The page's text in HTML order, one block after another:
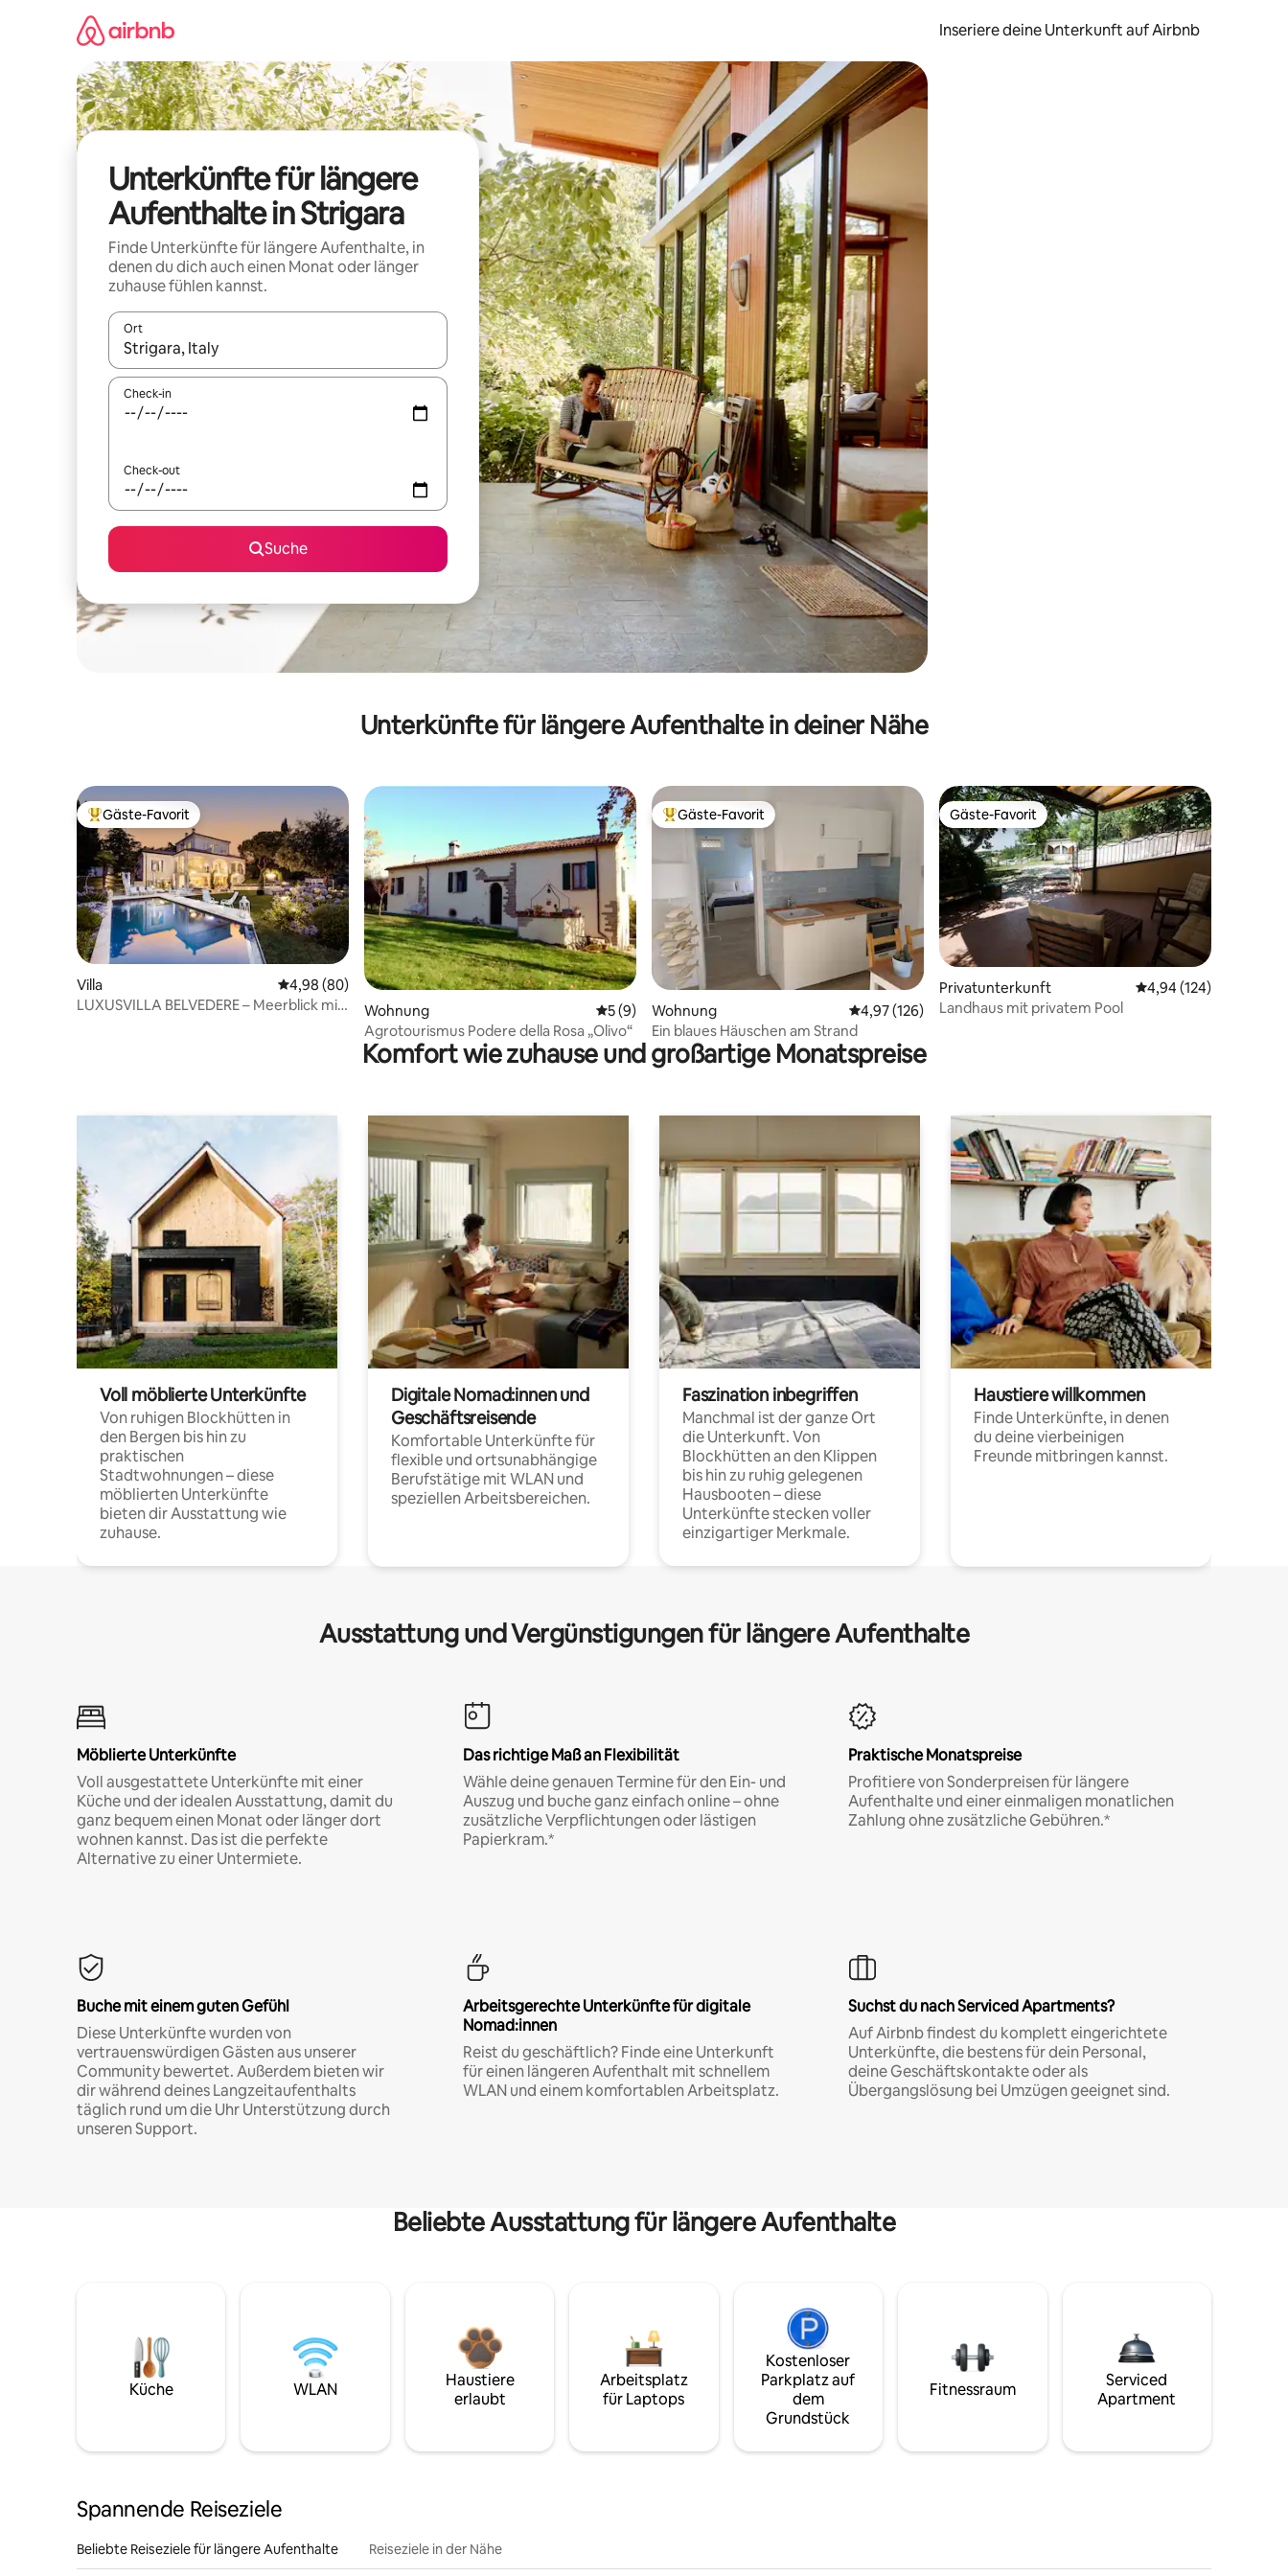
Inseriere deine Unterkunft auf Airbnb
Unterkünfte für längere
Aufenthalte in Strigara
Finde Unterkünfte für längere Aufenthalte, in
denen du dich auch einen Monat oder länger
zuhause fühlen kannst.
Ort
Wenn Ergebnisse verfügbar sind, navigiere mit den Pfeiltasten nach oben und unten oder erkunde die Ergebnisse durch Berühren oder Wischgesten.
Check-in
Check-out
Suche
Unterkünfte für längere Aufenthalte in deiner Nähe
Beliebter Gäste-Favorit.
Gäste-Favorit
Villa Durchschnittliche Bewertung: 4,98 von 5, 80 Bewertungen
4,98 (80)
LUXUSVILLA BELVEDERE – Meerblick mit
Wohnung Durchschnittliche Bewertung: 5 von 5, 9 Bewertungen
5 (9)
Agrotourismus Podere della Rosa „Olivo“
Beliebter Gäste-Favorit.
Gäste-Favorit
Wohnung Durchschnittliche Bewertung: 4,97 von 5, 126 Bewertungen
4,97 (126)
Ein blaues Häuschen am Strand
Gäste-Favorit
Gäste-Favorit
Privatunterkunft Durchschnittliche
4,94 (124)
Landhaus mit privatem Pool
Komfort wie zuhause und großartige Monatspreise
Voll möblierte Unterkünfte
Von ruhigen Blockhütten in
den Bergen bis hin zu
praktischen
Stadtwohnungen – diese
möblierten Unterkünfte
bieten dir Ausstattung wie
zuhause.
Digitale Nomad:innen und
Geschäftsreisende
Komfortable Unterkünfte für
flexible und ortsunabhängige
Berufstätige mit WLAN und
speziellen Arbeitsbereichen.
Faszination inbegriffen
Manchmal ist der ganze Ort
die Unterkunft. Von
Blockhütten an den Klippen
bis hin zu ruhig gelegenen
Hausbooten – diese
Unterkünfte stecken voller
einzigartiger Merkmale.
Haustiere willkommen
Finde Unterkünfte, in denen
du deine vierbeinigen
Freunde mitbringen kannst.
Ausstattung und Vergünstigungen für längere Aufenthalte
Möblierte Unterkünfte
Voll ausgestattete Unterkünfte mit einer
Küche und der idealen Ausstattung, damit du
ganz bequem einen Monat oder länger dort
wohnen kannst. Das ist die perfekte
Alternative zu einer Untermiete.
Das richtige Maß an Flexibilität
Wähle deine genauen Termine für den Ein- und
Auszug und buche ganz einfach online – ohne
zusätzliche Verpflichtungen oder lästigen
Papierkram.*
Praktische Monatspreise
Profitiere von Sonderpreisen für längere
Aufenthalte und einer einmaligen monatlichen
Zahlung ohne zusätzliche Gebühren.*
Buche mit einem guten Gefühl
Diese Unterkünfte wurden von
vertrauenswürdigen Gästen aus unserer
Community bewertet. Außerdem bieten wir
dir während deines Langzeitaufenthalts
täglich rund um die Uhr Unterstützung durch
unseren Support.
Arbeitsgerechte Unterkünfte für digitale
Nomad:innen
Reist du geschäftlich? Finde eine Unterkunft
für einen längeren Aufenthalt mit schnellem
WLAN und einem komfortablen Arbeitsplatz.
Suchst du nach Serviced Apartments?
Auf Airbnb findest du komplett eingerichtete
Unterkünfte, die bestens für dein Personal,
deine Geschäftskontakte oder als
Übergangslösung bei Umzügen geeignet sind.
Beliebte Ausstattung für längere Aufenthalte
Küche WLAN
Haustiere
erlaubt
Arbeitsplatz
für Laptops
Kostenloser
Parkplatz auf
dem
Grundstück
Fitnessraum
Serviced
Apartment
Spannende Reiseziele
Beliebte Reiseziele für längere Aufenthalte Reiseziele in der Nähe